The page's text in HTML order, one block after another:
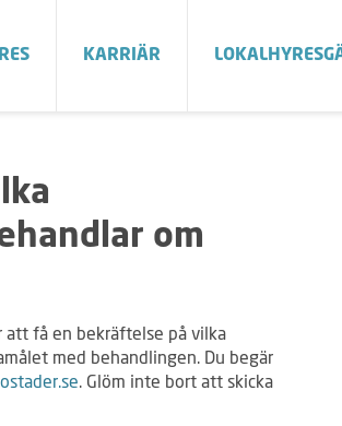
KARRIÄR
om
att få en bekräftelse på vilka
med behandlingen. Du begär
. Glöm inte bort att skicka